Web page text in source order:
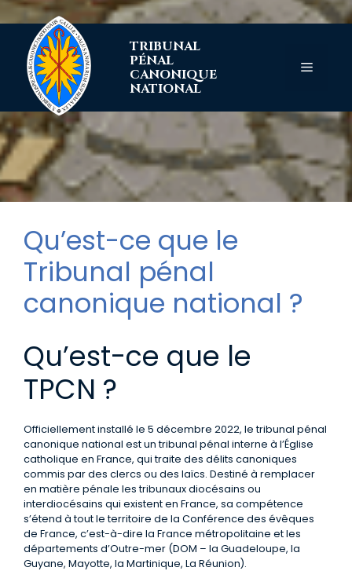
contenu
TRIBUNAL
PÉNAL
CANONIQUE
NATIONAL
Menu
Qu’est-ce que le
Tribunal pénal
canonique national ?
Qu’est-ce que le
TPCN ?
Officiellement installé le 5 décembre 2022, le tribunal pénal
canonique national est un tribunal pénal interne à l’Église
catholique en France, qui traite des délits canoniques
commis par des clercs ou des laïcs. Destiné à remplacer
en matière pénale les tribunaux diocésains ou
interdiocésains qui existent en France, sa compétence
s’étend à tout le territoire de la Conférence des évêques
de France, c’est-à-dire la France métropolitaine et les
départements d’Outre-mer (DOM – la Guadeloupe, la
Guyane, Mayotte, la Martinique, La Réunion).